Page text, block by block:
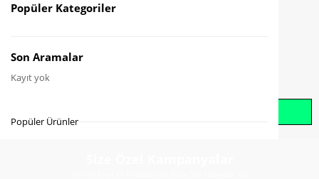
Gelince Haber Ver
Popüler Kategoriler
Son Aramalar
Kayıt yok
Popüler Ürünler